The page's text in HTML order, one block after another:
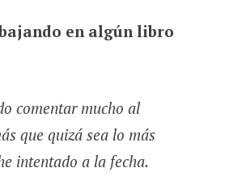
en algún libro
comentar mucho al
que quizá sea lo más
intentado a la fecha.